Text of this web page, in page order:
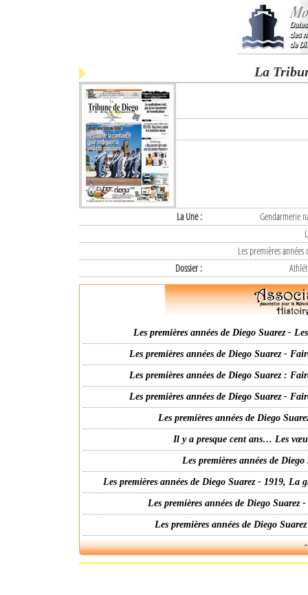
La
La Une :
Gendarmerie
Les premières
Dossier :
Les premières années de Diego Suarez -
Les premières années de Diego Suarez -
Les premières années de Diego Suarez :
Les premières années de Diego Suarez -
Les premières années de Diego
Il y a presque cent ans… Les
Les premières années de
Les premières années de Diego Suarez - 1919,
Les premières années de Diego
Les premières années de Diego